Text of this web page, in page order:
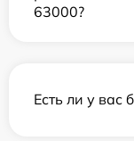
63000?
Есть ли у вас